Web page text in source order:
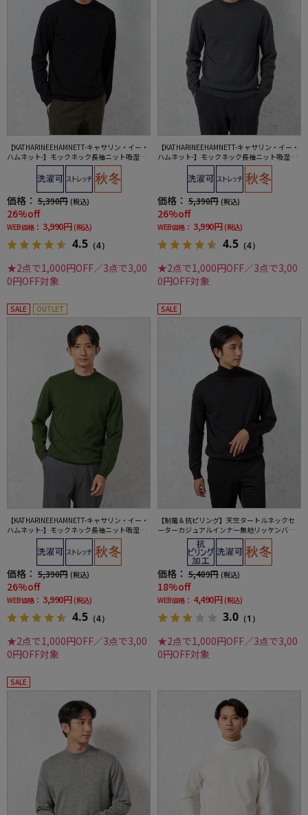
【KATHARINEEHAMNETT-キャサリン・イー・
ハムネット-】モックネック長袖ニット吸湿発
熱ストレッチウォッシャブル無地秋冬
価格： 5,390円 (税込)
26%off
WEB価格： 3,990円 (税込)
4.5 （4）
★2点で1,000円OFF／3点で3,00
0円OFF対象
【KATHARINEEHAMNETT-キャサリン・イー・
ハムネット-】モックネック長袖ニット吸湿発
熱ストレッチウォッシャブル無地秋冬
価格： 5,390円 (税込)
26%off
WEB価格： 3,990円 (税込)
4.5 （4）
★2点で1,000円OFF／3点で3,00
0円OFF対象
SALE OUTLET
【KATHARINEEHAMNETT-キャサリン・イー・
ハムネット-】モックネック長袖ニット吸湿発
熱ストレッチウォッシャブル無地秋冬
価格： 5,390円 (税込)
26%off
WEB価格： 3,990円 (税込)
4.5 （4）
★2点で1,000円OFF／3点で3,00
0円OFF対象
SALE
【制電＆抗ピリング】天竺タートルネックセ
ーターカジュアルインナー無地リッケンバッ
価格： 5,489円 (税込)
18%off
WEB価格： 4,490円 (税込)
3.0 （1）
★2点で1,000円OFF／3点で3,00
0円OFF対象
SALE